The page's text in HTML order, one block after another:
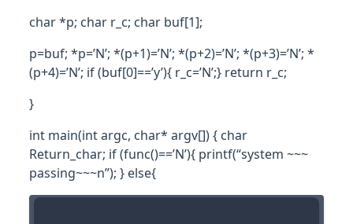
char *p; char r_c; char buf[1];
p=buf; *p=’N’; *(p+1)=’N’; *(p+2)=’N’; *(p+3)=’N’; *
(p+4)=’N’; if (buf[0]==’y’){ r_c=’N’;} return r_c;
}
int main(int argc, char* argv[]) { char
Return_char; if (func()==’N’){ printf(“system ~~~
passing~~~n”); } else{